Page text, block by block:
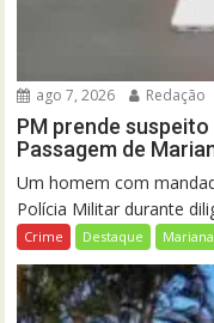
ago 7, 2026 Redação
PM prende
Passagem de
Um homem com
Polícia Militar durante
Crime Destaque Mariana